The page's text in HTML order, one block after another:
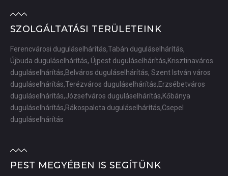
SZOLGÁLTATÁSI TERÜLETEINK
Ferencvárosi duguláselhárítás,Tabán duguláselhárítás,
Újbuda duguláselhárítás, Újpest duguláselhárítás,Krisztinaváros
duguláselhárítás,Belváros duguláselhárítás, Szent István város
duguláselhárítás,Terézváros duguláselhárítás,Erzsébetváros
duguláselhárítás,Józsefváros duguláselhárítás,Kőbánya
duguláselhárítás,Rákospalota duguláselhárítás,Csepel
duguláselhárítás
PEST MEGYÉBEN IS SEGÍTÜNK